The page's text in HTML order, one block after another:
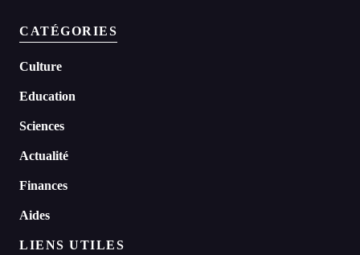
CATÉGORIES
Culture
Education
Sciences
Actualité
Finances
Aides
LIENS UTILES